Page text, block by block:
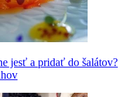
jesť a pridať do šalátov?